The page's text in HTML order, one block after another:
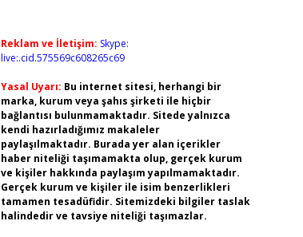
Reklam ve İletişim: Skype:
live:.cid.575569c608265c69
Yasal Uyarı: Bu internet sitesi, herhangi bir
marka, kurum veya şahıs şirketi ile hiçbir
bağlantısı bulunmamaktadır. Sitede yalnızca
kendi hazırladığımız makaleler
paylaşılmaktadır. Burada yer alan içerikler
haber niteliği taşımamakta olup, gerçek kurum
ve kişiler hakkında paylaşım yapılmamaktadır.
Gerçek kurum ve kişiler ile isim benzerlikleri
tamamen tesadüfidir. Sitemizdeki bilgiler taslak
halindedir ve tavsiye niteliği taşımazlar.